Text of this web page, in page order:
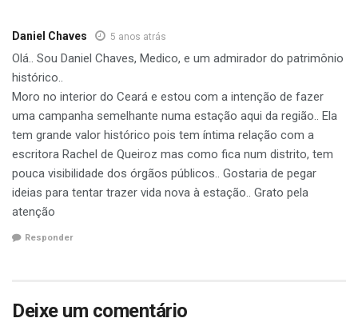
Daniel Chaves 5 anos atrás
Olá.. Sou Daniel Chaves, Medico, e um admirador do patrimônio
histórico..
Moro no interior do Ceará e estou com a intenção de fazer
uma campanha semelhante numa estação aqui da região.. Ela
tem grande valor histórico pois tem íntima relação com a
escritora Rachel de Queiroz mas como fica num distrito, tem
pouca visibilidade dos órgãos públicos.. Gostaria de pegar
ideias para tentar trazer vida nova à estação.. Grato pela
atenção
Responder
Deixe um comentário